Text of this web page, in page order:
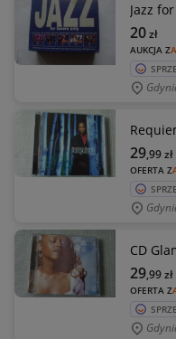
Jazz
AUKCJA Z
20zł
OFERTA Z
29,99zł
CD
OFERTA Z
29,99zł